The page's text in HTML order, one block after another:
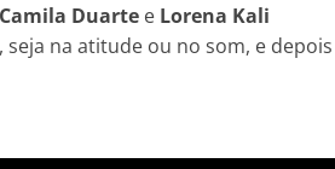
Camila Duarte e Lorena Kali
na atitude ou no som, e depois